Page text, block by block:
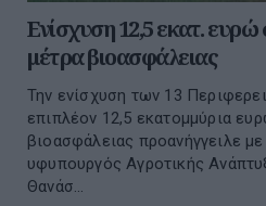
Ενίσχυση 12,5 εκατ. ευρώ
μέτρα βιοασφάλειας
Την ενίσχυση των 13
επιπλέον 12,5 εκατομμύρια
βιοασφάλειας προανήγγειλε
υφυπουργός Αγροτικής
Θανάσ...